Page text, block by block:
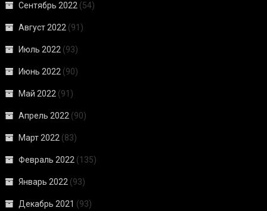
Сентябрь 2022 (54)
Август 2022 (91)
Июль 2022 (93)
Июнь 2022 (90)
Май 2022 (91)
Апрель 2022 (90)
Март 2022 (83)
Февраль 2022 (135)
Январь 2022 (93)
Декабрь 2021 (93)